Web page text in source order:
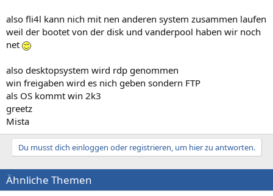
also fli4l kann nich mit nen anderen system zusammen laufen
weil der bootet von der disk und vanderpool haben wir noch
net
also desktopsystem wird rdp genommen
win freigaben wird es nich geben sondern FTP
als OS kommt win 2k3
greetz
Mista
Du musst dich einloggen oder registrieren, um hier zu antworten.
Ähnliche Themen